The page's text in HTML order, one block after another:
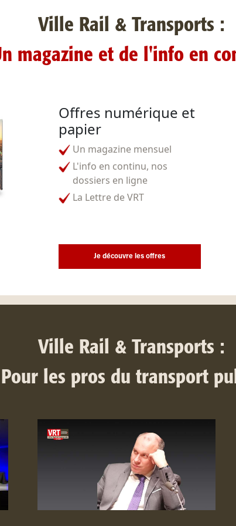
Ville Rail & Transports :
magazine et de l'info en
Offres numérique et
papier
Un magazine mensuel
L'info en continu, nos
dossiers en ligne
La Lettre de VRT
Je découvre les offres
Ville Rail & Transports :
Pour les pros du transport